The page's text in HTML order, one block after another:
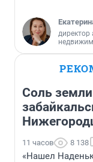
директор
Соль земли
11 часов 8 138
«Нашел